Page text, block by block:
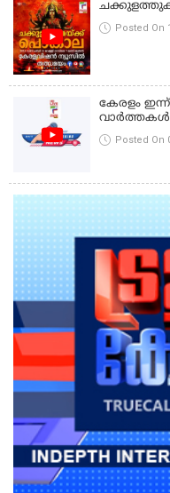
Posted On
കേരളം
Posted On